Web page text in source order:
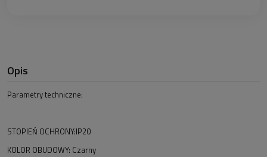
Opis
Parametry techniczne:
STOPIEŃ OCHRONY:IP20
KOLOR OBUDOWY: Czarny